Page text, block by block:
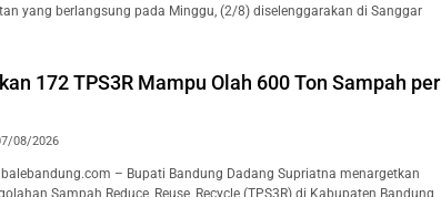
yang berlangsung pada Minggu, (2/8) diselenggarakan di Sanggar
172 TPS3R Mampu Olah 600 Ton Sampah per
08/2026
balebandung.com – Bupati Bandung Dadang Supriatna menargetkan
Sampah Reduce, Reuse, Recycle (TPS3R) di Kabupaten Bandung